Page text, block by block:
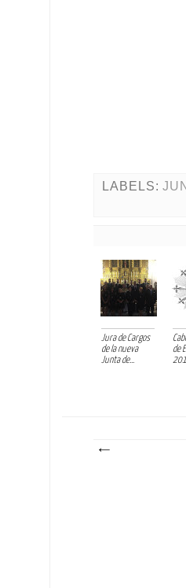
LABELS:
Jura de Cargos
de la nueva
Junta de...
de